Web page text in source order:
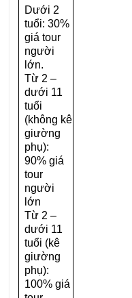
Dưới 2
tuổi: 30%
giá tour
người
lớn.
Từ 2 –
dưới 11
tuổi
(không kê
giường
phụ):
90% giá
tour
người
lớn
Từ 2 –
dưới 11
tuổi (kê
giường
phụ):
100% giá